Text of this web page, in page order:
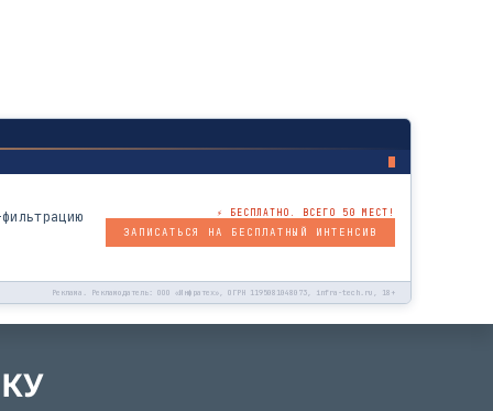
⚡ БЕСПЛАТНО. ВСЕГО 50 МЕСТ!
ЗАПИСАТЬСЯ НА БЕСПЛАТНЫЙ ИНТЕНСИВ
Реклама. Рекламодатель: ООО «Инфратех», ОГРН 1195081048073, infra-tech.ru, 18+